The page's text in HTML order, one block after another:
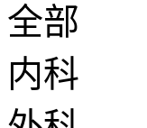
全部
内科